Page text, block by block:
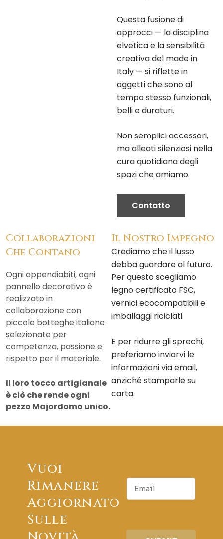
Questa fusione di
approcci — la disciplina
elvetica e la sensibilità
creativa del made in
Italy — si riflette in
oggetti che sono al
tempo stesso funzionali,
belli e duraturi.
Non semplici accessori,
ma alleati silenziosi nella
cura quotidiana degli
spazi che amiamo.
Contatto
Collaborazioni
Che Contano
Ogni appendiabiti, ogni
pannello decorativo è
realizzato in
collaborazione con
piccole botteghe italiane
selezionate per
competenza, passione e
rispetto per il materiale.
Il loro tocco artigianale
è ciò che rende ogni
pezzo Majordomo unico.
Il Nostro Impegno
Crediamo che il lusso
debba guardare al futuro.
Per questo scegliamo
legno certificato FSC,
vernici ecocompatibili e
imballaggi riciclati.
E per ridurre gli sprechi,
preferiamo inviarvi le
informazioni via email,
anziché stamparle su
carta.
Vuoi
Rimanere
Aggiornato
Sulle
E
a